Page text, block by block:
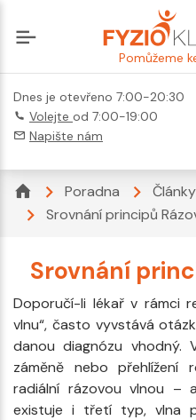
Pomůžeme
Dnes je otevřeno 7:00-20:30
Volejte od 7:00-19:00
Napište nám
Poradna
Srovnání principů
Srovnání
Doporučí-li lékař v rámci
vlnu“, často vyvstává
danou diagnózu
záměně nebo přehlížení
radiální rázovou vlnou –
existuje i třetí typ, vlna